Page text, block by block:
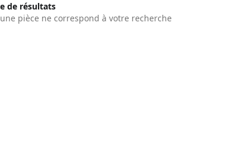
de résultats
pièce ne correspond à votre recherche